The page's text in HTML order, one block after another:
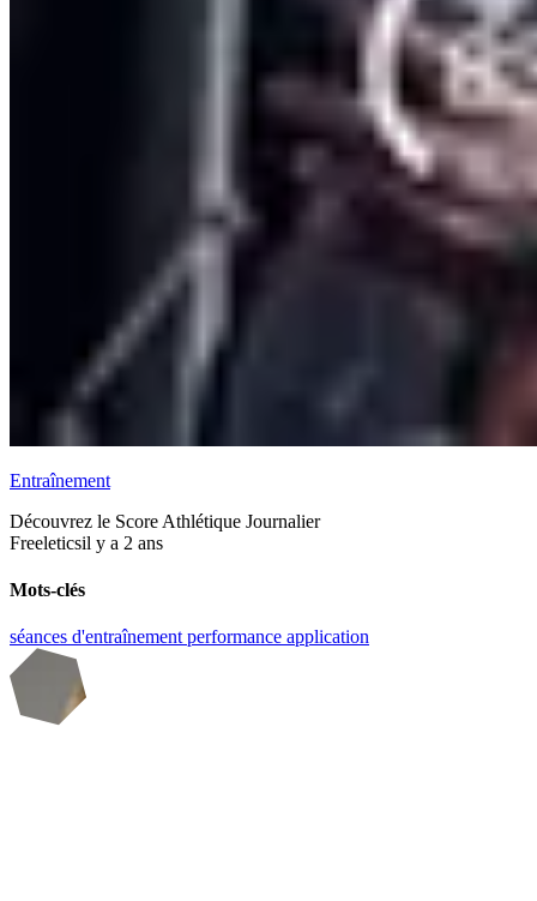
Entraînement
Découvrez le Score Athlétique Journalier
Freeleticsil y a 2 ans
Mots-clés
séances d'entraînement performance application